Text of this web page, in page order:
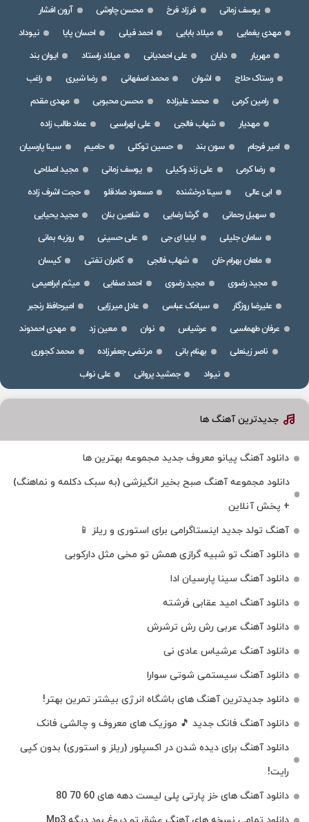
یوسف زمانی
فرزاد فرخ محسن چاوشی
آرون افشار
مهدی یغمایی
میلاد بابایی احمد فیلی احسان پایا
نیوداد
مهریار
دایان علی احمدیانی میلاد راستاد
ایوان بند
رستاک حلاج
اشوان محمد اصفهانی رضا شیری
راغب
رامین کرمی
محمد علیزاده محسن محبوبی
مهدی مقدم
مهدیار
شهاب فالجی علی لهراسبی
عماد طالب زاده
امیر فرجام
سون بند حسین توکلی حامیم
سینا پارسیان
رضا کرمی
علی زند وکیلی یوسف زمانی
مجید اصلاحی
ابی عالی
سینا درخشنده مسعود صادقلو
حجت اشرف زاده
سهیل رحمانی
گرشا رضایی شاهین بنان
مجید یحیایی
سامان جلیلی
ایلیا ای جی علی حسینی
روزبه بمانی
ماهان بهرام خان
شهاب فالجی کامران تفتی
کیسان
مجید رضوی
مجید رضوی احمد صفایی
میثم ابراهیمی
علیرضا روزگار
سیامک عباسی عادل میرزایی
امیرحافظ رنجبر
عرفان طهماسبی
عرشیاس نوان معین زد
مهدی احمدوند
ناصر زینعلی
بهنام بانی مرتضی جعفرزاده
محمد کجوری
نیواد
جمشید پروانی علی نواب
جدیدترین آهنگ ها
دانلود آهنگ پیانو معروف جدید مجموعه بهترین ها
دانلود مجموعه آهنگ صبح بخیر انگیزشی (به سبک دکلمه و نماهنگ)
+ پخش آنلاین
آهنگ تولد جدید اینستاگرامی برای استوری و ریلز 📱
دانلود آهنگ تو شبیه گرازی همش تو مخی مثل دارکوبی
دانلود آهنگ سینا پارسیان ادا
دانلود آهنگ امید عقابی فرشته
دانلود آهنگ عربی رش رش ترشرش
دانلود آهنگ عرشیاس عادی نی
دانلود آهنگ سیستمی شوتی سوارا
دانلود جدیدترین آهنگ‌ های باشگاه انرژی بیشتر تمرین بهتر!
دانلود آهنگ فانک جدید 🎵 موزیک‌ های معروف و چالشی فانک
دانلود آهنگ برای دیده شدن در اکسپلور (ریلز و استوری) بدون کپی
رایت!
دانلود آهنگ های خز پارتی پلی لیست دهه های 60 70 80